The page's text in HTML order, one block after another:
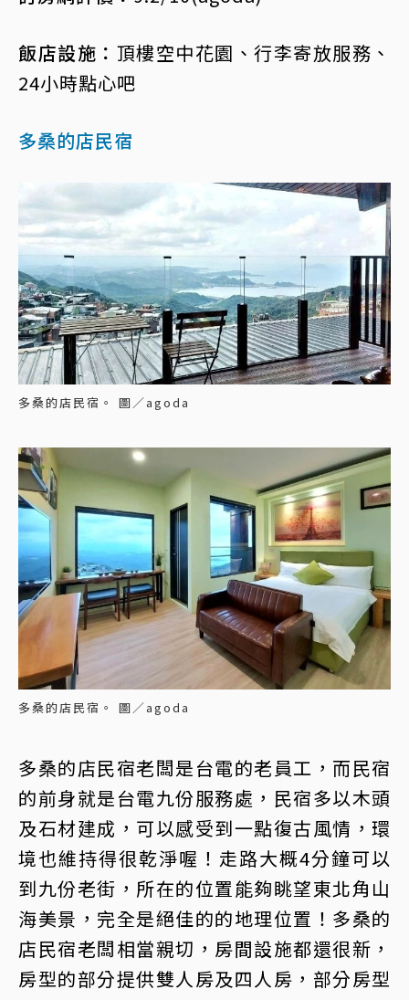
飯店設施： 頂樓空中花園、行李寄放服務、
24小時點心吧
多桑的店民宿
多桑的店民宿。 圖／agoda
多桑的店民宿。 圖／agoda
多桑的店民宿老闆是台電的老員工，而民宿
的前身就是台電九份服務處，民宿多以木頭
及石材建成，可以感受到一點復古風情，環
境也維持得很乾淨喔！走路大概4分鐘可以
到九份老街，所在的位置能夠眺望東北角山
海美景，完全是絕佳的的地理位置！多桑的
店民宿老闆相當親切，房間設施都還很新，
房型的部分提供雙人房及四人房，部分房型